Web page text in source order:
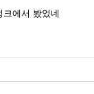
에서 봤었네